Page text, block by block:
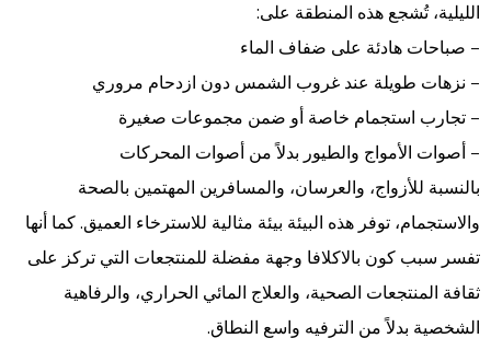
الليلية، تُشجع هذه المنطقة على:
– صباحات هادئة على ضفاف الماء
– نزهات طويلة عند غروب الشمس دون ازدحام مروري
– تجارب استجمام خاصة أو ضمن مجموعات صغيرة
– أصوات الأمواج والطيور بدلاً من أصوات المحركات
بالنسبة للأزواج، والعرسان، والمسافرين المهتمين بالصحة
والاستجمام، توفر هذه البيئة بيئة مثالية للاسترخاء العميق. كما أنها
تفسر سبب كون بالاكلافا وجهة مفضلة للمنتجعات التي تركز على
ثقافة المنتجعات الصحية، والعلاج المائي الحراري، والرفاهية
الشخصية بدلاً من الترفيه واسع النطاق.